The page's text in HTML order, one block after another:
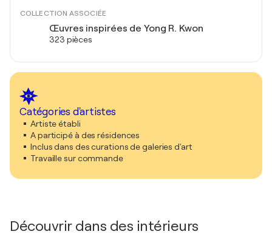
COLLECTION ASSOCIÉE
Œuvres inspirées de Yong R. Kwon
323 pièces
Catégories d'artistes
Artiste établi
A participé à des résidences
Inclus dans des curations de galeries d'art
Travaille sur commande
Découvrir dans des intérieurs